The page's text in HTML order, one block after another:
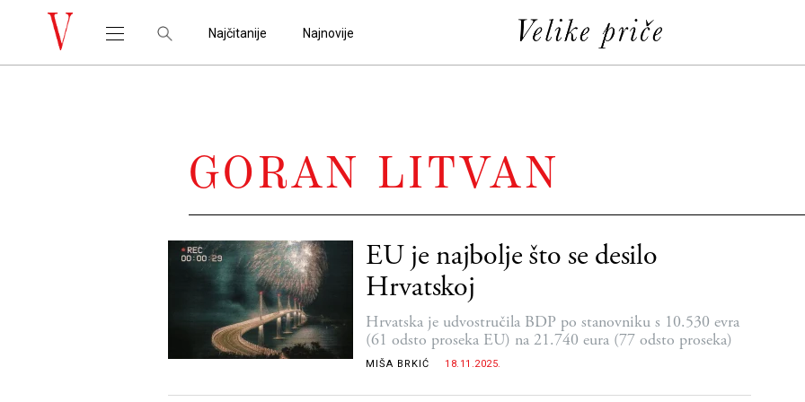
Najčitanije Najnovije
GORAN LITVAN
EU je najbolje što se desilo
Hrvatskoj
Hrvatska je udvostručila BDP po stanovniku s 10.530 evra
(61 odsto proseka EU) na 21.740 eura (77 odsto proseka)
MIŠA BRKIĆ 18.11.2025.